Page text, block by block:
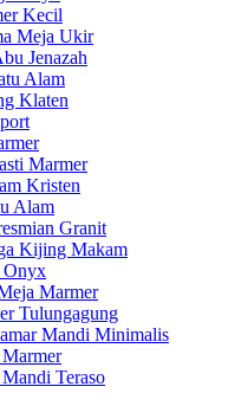
Kecil
Meja Ukir
Jenazah
Alam
Klaten
Marmer
Kristen
Alam
Granit
Kijing Makam
Onyx
Marmer
Tulungagung
Mandi Minimalis
Teraso